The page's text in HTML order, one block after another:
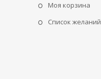
Моя корзина
Cписок желаний